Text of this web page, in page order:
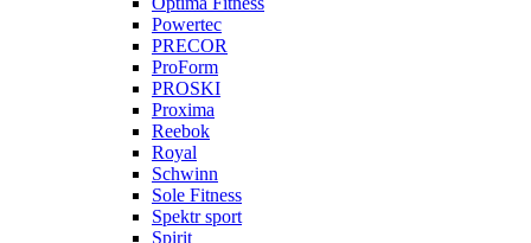
Powertec
PRECOR
ProForm
PROSKI
Proxima
Reebok
Royal
Schwinn
Sole Fitness
Spektr sport
Spirit